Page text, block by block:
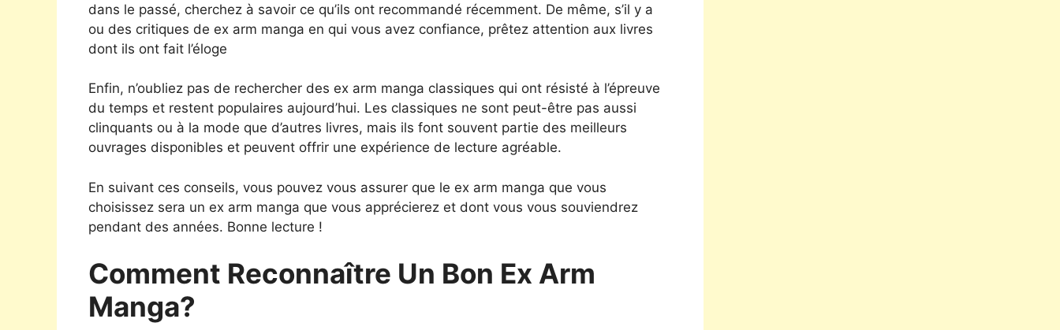
dans le passé, cherchez à savoir ce qu’ils ont recommandé récemment. De même, s’il y a
ou des critiques de ex arm manga en qui vous avez confiance, prêtez attention aux livres
dont ils ont fait l’éloge
Enfin, n’oubliez pas de rechercher des ex arm manga classiques qui ont résisté à l’épreuve
du temps et restent populaires aujourd’hui. Les classiques ne sont peut-être pas aussi
clinquants ou à la mode que d’autres livres, mais ils font souvent partie des meilleurs
ouvrages disponibles et peuvent offrir une expérience de lecture agréable.
En suivant ces conseils, vous pouvez vous assurer que le ex arm manga que vous
choisissez sera un ex arm manga que vous apprécierez et dont vous vous souviendrez
pendant des années. Bonne lecture !
Comment Reconnaître Un Bon Ex Arm
Manga?